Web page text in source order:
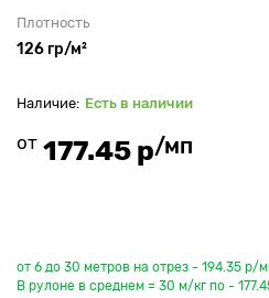
Плотность
126 гр/м²
Есть в наличии
от 177.45 р/мп
от 6 до 30 метров на отрез - 194.35 р/
В рулоне в среднем = 30 м/кг по -